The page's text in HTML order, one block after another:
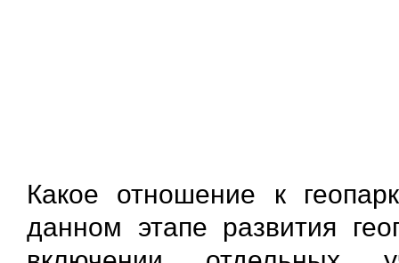
Какое отношение к
данном этапе развития